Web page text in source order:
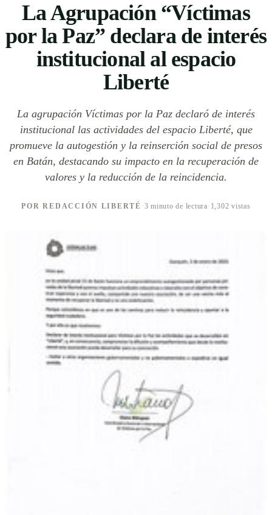
La Agrupación “Víctimas
por la Paz” declara de interés
institucional al espacio
Liberté
La agrupación Víctimas por la Paz declaró de interés
institucional las actividades del espacio Liberté, que
promueve la autogestión y la reinserción social de presos
en Batán, destacando su impacto en la recuperación de
valores y la reducción de la reincidencia.
POR REDACCIÓN LIBERTÉ ·3 minuto de lectura· 1,302 vistas